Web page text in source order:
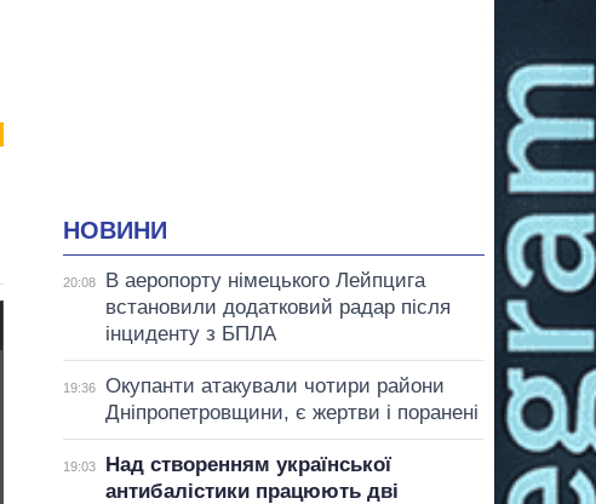
НОВИНИ
20:08
В аеропорту німецького Лейпцига
встановили додатковий радар після
інциденту з БПЛА
19:36
Окупанти атакували чотири райони
Дніпропетровщини, є жертви і поранені
19:03
Над створенням української
антибалістики працюють дві